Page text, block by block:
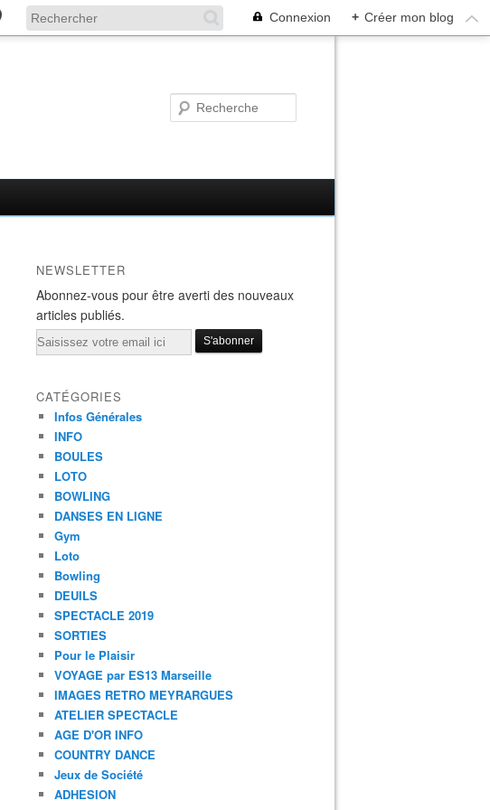
Connexion + Créer mon blog
NEWSLETTER
Abonnez-vous pour être averti des nouveaux
articles publiés.
Email
CATÉGORIES
Infos Générales
INFO
BOULES
LOTO
BOWLING
DANSES EN LIGNE
Gym
Loto
Bowling
DEUILS
SPECTACLE 2019
SORTIES
Pour le Plaisir
VOYAGE par ES13 Marseille
IMAGES RETRO MEYRARGUES
ATELIER SPECTACLE
AGE D'OR INFO
COUNTRY DANCE
Jeux de Société
ADHESION